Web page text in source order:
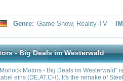
most relentless realtors as
dollar deals faster than a yellow cab